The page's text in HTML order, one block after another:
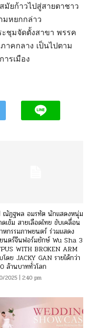
ยก้าวไปสู่สายตาชาว
มหยกกล่าว
ชุมจัดตั้งสาขา พรรค
าคกลาง เป็นไปตาม
ารเมือง
ณัฏฐพล อมรทัต นักแสดงหนุ่ม
ดเข้ม สายเลือดไทย ขับเคลื่อน
หกรรมภาพยนตร์ ร่วมแสดง
นตร์จีนฟอร์มยักษ์ Wu Sha 3
WITH BROKEN ARM
โดย JACKY GAN รายได้กว่า
ล้านบาททั่วโลก
2025 | 2:40 pm